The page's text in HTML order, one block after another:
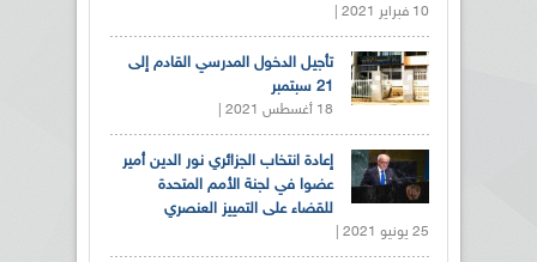
10 فبراير 2021 |
تأجيل الدخول المدرسي القادم إلى
21 سبتمبر
18 أغسطس 2021 |
إعادة انتخاب الجزائري نور الدين أمير
عضوا في لجنة الأمم المتحدة
للقضاء على التمييز العنصري
25 يونيو 2021 |